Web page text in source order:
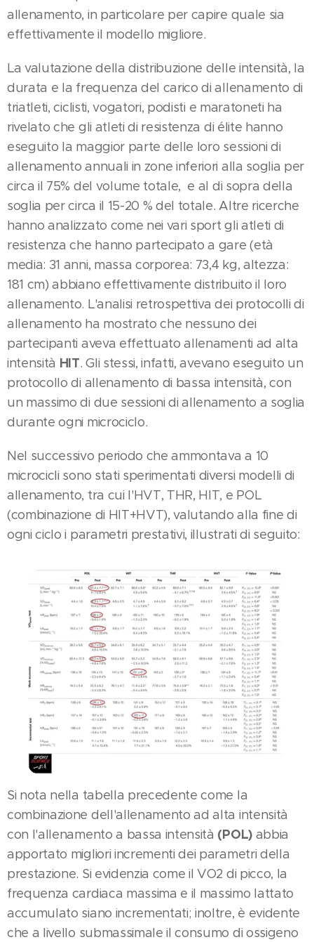
allenamento, in particolare per capire quale sia
effettivamente il modello migliore.
La valutazione della distribuzione delle intensità, la
durata e la frequenza del carico di allenamento di
triatleti, ciclisti, vogatori, podisti e maratoneti ha
rivelato che gli atleti di resistenza di élite hanno
eseguito la maggior parte delle loro sessioni di
allenamento annuali in zone inferiori alla soglia per
circa il 75% del volume totale, e al di sopra della
soglia per circa il 15-20 % del totale. Altre ricerche
hanno analizzato come nei vari sport gli atleti di
resistenza che hanno partecipato a gare (età
media: 31 anni, massa corporea: 73,4 kg, altezza:
181 cm) abbiano effettivamente distribuito il loro
allenamento. L'analisi retrospettiva dei protocolli di
allenamento ha mostrato che nessuno dei
partecipanti aveva effettuato allenamenti ad alta
intensità HIT. Gli stessi, infatti, avevano eseguito un
protocollo di allenamento di bassa intensità, con
un massimo di due sessioni di allenamento a soglia
durante ogni microciclo.
Nel successivo periodo che ammontava a 10
microcicli sono stati sperimentati diversi modelli di
allenamento, tra cui l'HVT, THR, HIT, e POL
(combinazione di HIT+HVT), valutando alla fine di
ogni ciclo i parametri prestativi, illustrati di seguito:
Si nota nella tabella precedente come la
combinazione dell'allenamento ad alta intensità
con l'allenamento a bassa intensità (POL) abbia
apportato migliori incrementi dei parametri della
prestazione. Si evidenzia come il VO2 di picco, la
frequenza cardiaca massima e il massimo lattato
accumulato siano incrementati; inoltre, è evidente
che a livello submassimale il consumo di ossigeno